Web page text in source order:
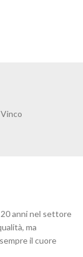
Vinco
anni nel settore
ma
il cuore